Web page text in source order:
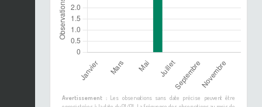
Avertissement :Les observations sans date précise peuvent être